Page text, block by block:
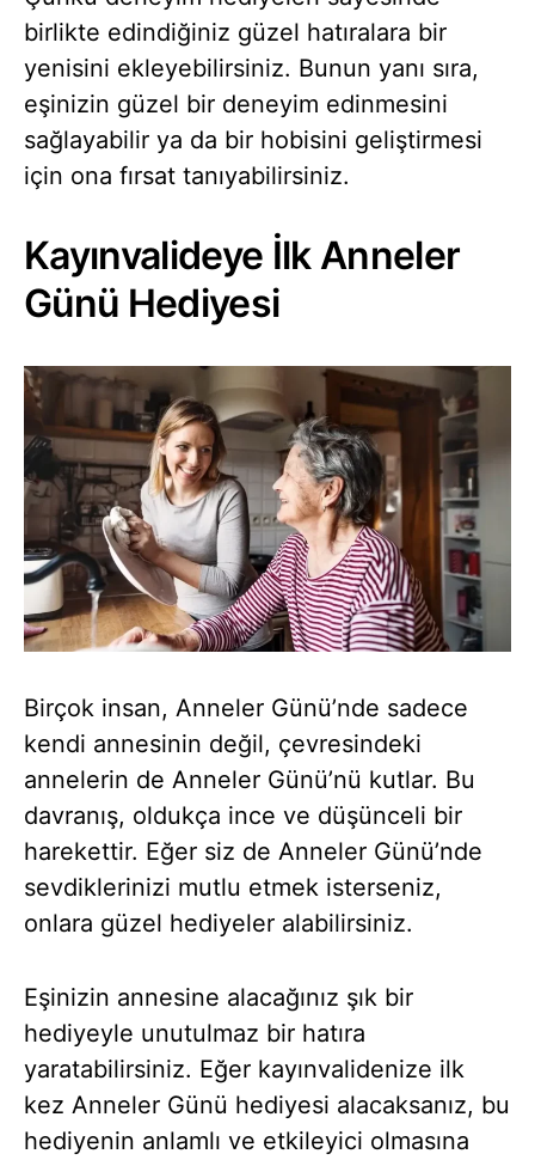
birlikte edindiğiniz güzel hatıralara bir
yenisini ekleyebilirsiniz. Bunun yanı sıra,
eşinizin güzel bir deneyim edinmesini
sağlayabilir ya da bir hobisini geliştirmesi
için ona fırsat tanıyabilirsiniz.
Kayınvalideye İlk Anneler
Günü Hediyesi
Birçok insan, Anneler Günü’nde sadece
kendi annesinin değil, çevresindeki
annelerin de Anneler Günü’nü kutlar. Bu
davranış, oldukça ince ve düşünceli bir
harekettir. Eğer siz de Anneler Günü’nde
sevdiklerinizi mutlu etmek isterseniz,
onlara güzel hediyeler alabilirsiniz.
Eşinizin annesine alacağınız şık bir
hediyeyle unutulmaz bir hatıra
yaratabilirsiniz. Eğer kayınvalidenize ilk
kez Anneler Günü hediyesi alacaksanız, bu
hediyenin anlamlı ve etkileyici olmasına